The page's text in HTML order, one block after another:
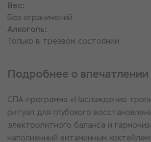
Вес:
Без ограничений
Алкоголь:
Только в трезвом состоянии
Подробнее о впечатлении
СПА-программа «Наслаждение
ритуал для глубокого
электролитного баланса и
наполненный витаминным